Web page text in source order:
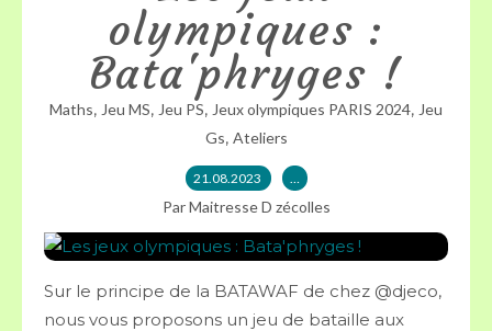
olympiques :
Bata'phryges !
Maths, Jeu MS, Jeu PS, Jeux olympiques PARIS 2024, Jeu
Gs, Ateliers
21.08.2023 …
Par Maitresse D zécolles
Sur le principe de la BATAWAF de chez @djeco,
nous vous proposons un jeu de bataille aux